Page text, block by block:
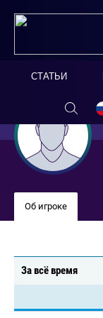
СТАТЬИ
Об игроке
За всё время